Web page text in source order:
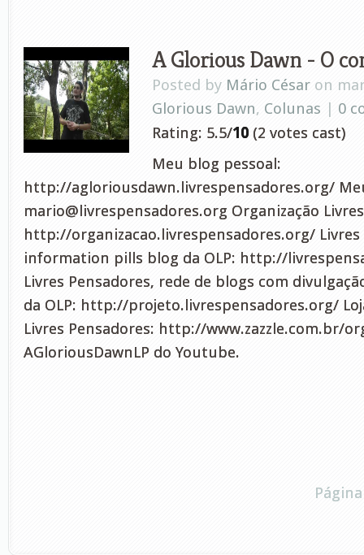
A Glorious Dawn - O
Posted by Mário César on
Glorious Dawn, Colunas | 0
Rating: 5.5/10 (2 votes cast)
Meu blog pessoal:
http://agloriousdawn.livrespensadores.org/
mario@livrespensadores.org Organização
http://organizacao.livrespensadores.org/ Livres
information pills blog da OLP: http://
Livres Pensadores, rede de blogs com
da OLP: http://projeto.livrespensadores.org/
Livres Pensadores: http://www.zazzle.com.br/
AGloriousDawnLP do Youtube.